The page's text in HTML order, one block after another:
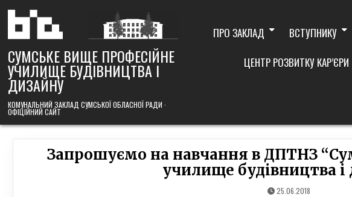
content
СУМСЬКЕ ВИЩЕ ПРОФЕСІЙНЕ
УЧИЛИЩЕ БУДІВНИЦТВА І
ДИЗАЙНУ
КОМУНАЛЬНИЙ ЗАКЛАД СУМСЬКОЇ ОБЛАСНОЇ РАДИ ·
ОФІЦІЙНИЙ САЙТ
ПРО ЗАКЛАД ВСТУПНИКУ
ЦЕНТР РОЗВИТКУ КАР’ЄРИ
Запрошуємо на навчання в ДПТНЗ
училище будівництва і
25.06.2018